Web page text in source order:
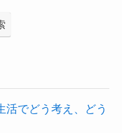
活でどう考え、どう